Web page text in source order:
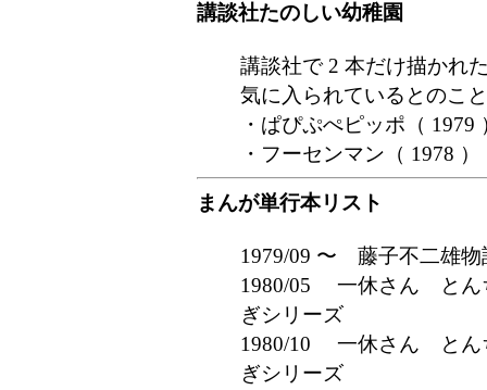
講談社たのしい幼稚園
講談社で 2 本だけ描かれ
気に入られているとのこ
・ぱぴぷぺピッポ（ 1979
・フーセンマン（ 1978 ）
まんが単行本リスト
1979/09 〜 藤子不二雄
1980/05 一休さん とん
ぎシリーズ
1980/10 一休さん とん
ぎシリーズ